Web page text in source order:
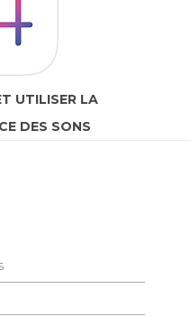
UTILISER LA
DES SONS